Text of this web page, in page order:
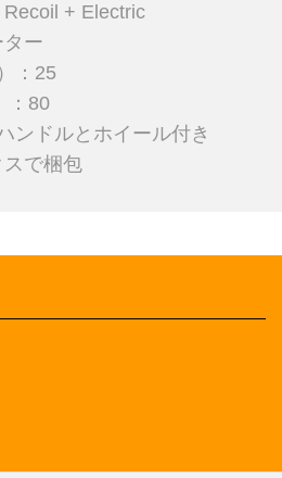
+ Electric
ー
：25
：80
ンドルとホイール付き
で梱包